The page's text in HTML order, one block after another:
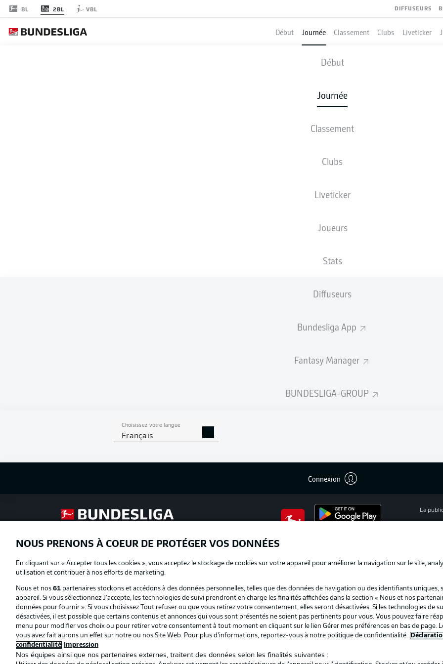
BL 2BL VBL DIFFUSEURS
Début Journée Classement Clubs Liveticker
Début
Journée
Classement
Clubs
Liveticker
Joueurs
Stats
Diffuseurs
Bundesliga App
Fantasy Manager
BUNDESLIGA-GROUP
Choisissez votre langue
Français
Connexion
HOLSTEIN KIEL - DYNAMO DRESDEN
COMPOSITIONS STATISTIQUES
ven., 23.10.2026 - dim., 25.10.2026
Publicité
La
NOUS PRENONS À COEUR DE PROTÉGER VOS DONNÉES
En cliquant sur « Accepter tous les cookies », vous acceptez le stockage de cookies sur votre appareil pour améliorer la navigation sur le site,
utilisation et contribuer à nos efforts de marketing.
Nous et nos 61 partenaires stockons et accédons à des données personnelles, telles que des données de navigation ou des identifiants uniques,
appareil. Si vous sélectionnez J'accepte, les technologies de suivi prendront en charge les finalités affichées dans la section « Nous et nos
données pour fournir ». Si vous choisissez Tout refuser ou que vous retirez votre consentement, elles seront désactivées. Si les technologies de
désactivées, il est possible que certains contenus et annonces qui vous sont présentés ne soient pas pertinents pour vous. Vous pouvez faire
menu pour modifier vos choix ou pour retirer votre consentement à tout moment en cliquant sur le lien Gérer mes préférences en bas de page.
vous avez fait aurons un effet sur notre ou nos Site Web. Pour plus d’informations, reportez-vous à notre politique de confidentialité.
confidentialité
Impression
Nos équipes ainsi que nos partenaires externes, traitent des données selon les finalités suivantes :